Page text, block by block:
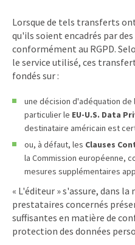
Lorsque de tels transferts
qu'ils soient encadrés par
conformément au RGPD.
le service utilisé, ces
fondés sur :
une décision d'adéquation de
particulier le EU-U.S. Data
destinataire américain est
ou, à défaut, les Clauses
la Commission européenne,
mesures supplémentaires
« L'éditeur » s'assure, dans
prestataires concernés
suffisantes en matière de
protection des données